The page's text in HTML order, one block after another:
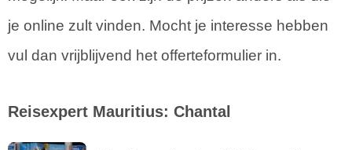
je online zult vinden. Mocht je interesse hebben
vul dan vrijblijvend het offerteformulier in.
Reisexpert Mauritius: Chantal